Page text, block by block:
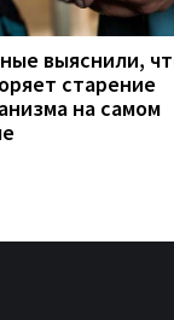
выяснили,
старение
на самом